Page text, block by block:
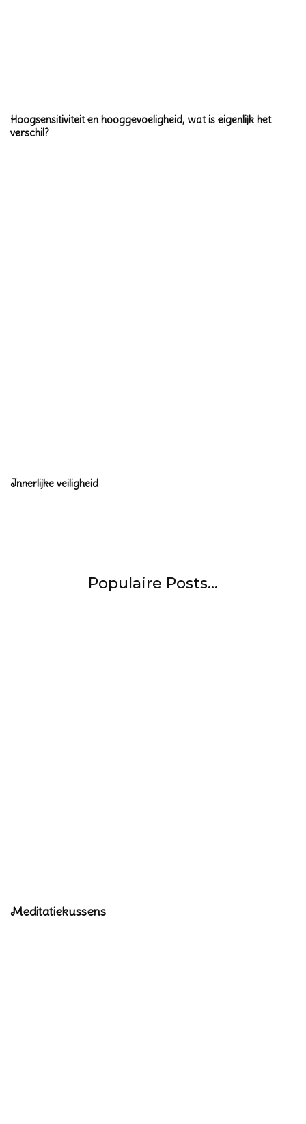
Hoogsensitiviteit en hooggevoeligheid, wat is eigenlijk het
verschil?
Innerlijke veiligheid
Populaire Posts...
Meditatiekussens